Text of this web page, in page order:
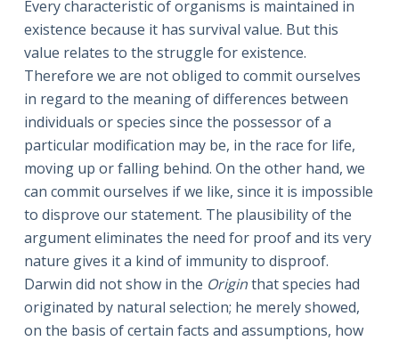
Every characteristic of organisms is maintained in
existence because it has survival value. But this
value relates to the struggle for existence.
Therefore we are not obliged to commit ourselves
in regard to the meaning of differences between
individuals or species since the possessor of a
particular modification may be, in the race for life,
moving up or falling behind. On the other hand, we
can commit ourselves if we like, since it is impossible
to disprove our statement. The plausibility of the
argument eliminates the need for proof and its very
nature gives it a kind of immunity to disproof.
Darwin did not show in the Originthat species had
originated by natural selection; he merely showed,
on the basis of certain facts and assumptions, how